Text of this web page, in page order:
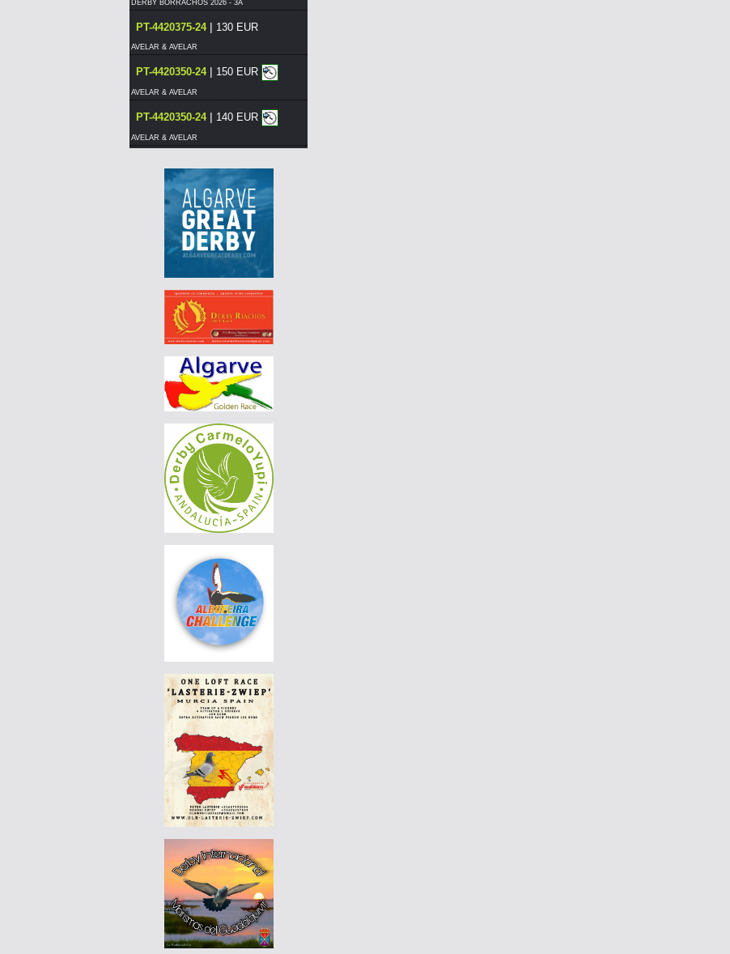
DERBY BORRACHOS 2026 - 3A
PT-4420375-24| 130 EUR
AVELAR & AVELAR
PT-4420350-24| 150 EUR
AVELAR & AVELAR
PT-4420350-24| 140 EUR
AVELAR & AVELAR
AVELAR & AVELAR
PT-4420375-24|120 EUR
AVELAR & AVELAR
DE-25-03083-424|55 EUR
PT-4420376-24|120 EUR
AVELAR & AVELAR
PT-4420375-24|110 EUR
AVELAR & AVELAR
PT-4420380-24 |130 EUR
AVELAR & AVELAR
PT-4420380-24| 120 EUR
AVELAR & AVELAR
PT-4420350-24|120 EUR
AVELAR & AVELAR
PT-4420411-24|190 EUR
PT-4420411-24|180 EUR
AVELAR & AVELAR